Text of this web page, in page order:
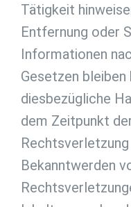
Tätigkeit
Entfernung oder
Informationen
Gesetzen bleiben
diesbezügliche
dem Zeitpunkt
Bekanntwerden